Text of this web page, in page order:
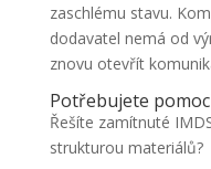
zaschlému stavu.
dodavatel nemá od
znovu otevřít
Potřebujete
Řešíte zamítnuté
strukturou materiálů?